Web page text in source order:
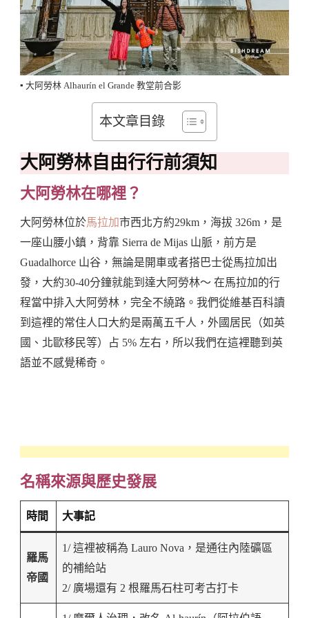
▪️ 大阿勞林 Alhaurín el Grande 教堂前合影
本文章目錄
大阿勞林自由行行前須知
大阿勞林在哪裡？
大阿勞林位於馬拉加市西北方約29km，海拔 326m，是
一座山腰小鎮，背靠 Sierra de Mijas 山脈，前方是
Guadalhorce 山谷，無論是開車或者搭巴士從馬拉加出
發，大約30-40分鐘就能到達大阿勞林～ 在馬拉加的行
程當中排入大阿勞林，完全不繞路。我們從維基百科讀
到這裡的常住人口大約是兩萬五千人，外國居民（如英
國、北歐移民等）占 5% 左右，所以我們在這裡聽到英
語並不感覺稀奇。
名稱來源與歷史發展
時間 大事記
羅馬
帝國
1/ 這裡被稱為 Lauro Nova，是通往內陸礦區
的補給站
2/ 廣場還有 2 根羅馬石柱可考古打卡